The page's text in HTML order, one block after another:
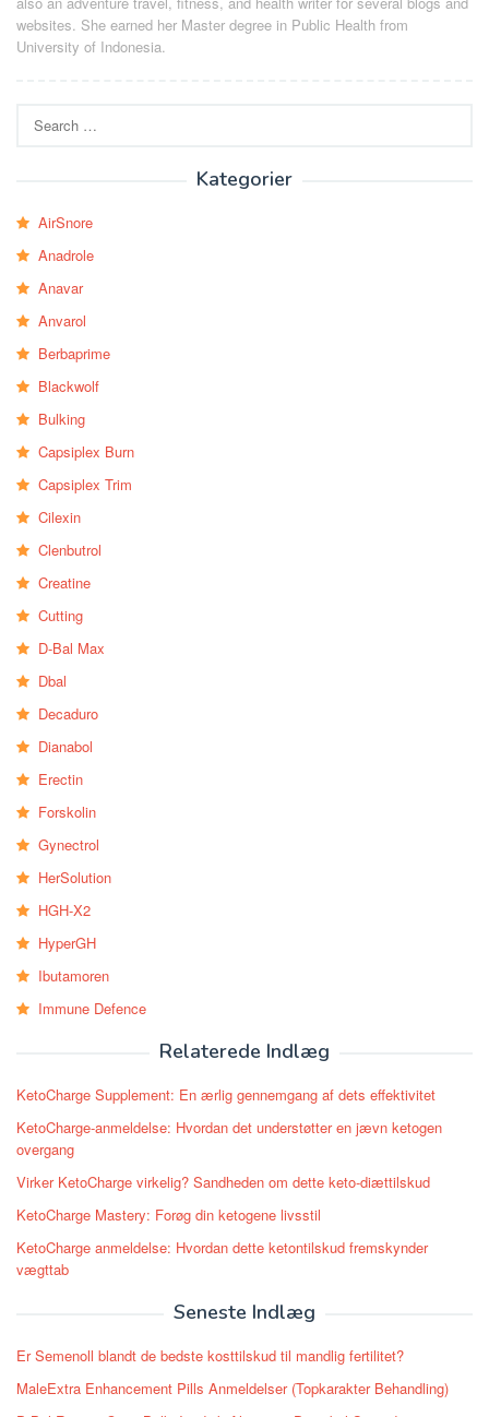
websites. She earned her Master degree in Public Health from
University of Indonesia.
for:
Kategorier
AirSnore
Anadrole
Anavar
Anvarol
Berbaprime
Blackwolf
Bulking
Capsiplex Burn
Capsiplex Trim
Cilexin
Clenbutrol
Creatine
Cutting
D-Bal Max
Dbal
Decaduro
Dianabol
Erectin
Forskolin
Gynectrol
HerSolution
HGH-X2
HyperGH
Ibutamoren
Immune Defence
Relaterede Indlæg
KetoCharge Supplement: En ærlig gennemgang af dets effektivitet
KetoCharge-anmeldelse: Hvordan det understøtter en jævn ketogen
overgang
Virker KetoCharge virkelig? Sandheden om dette keto-diættilskud
KetoCharge Mastery: Forøg din ketogene livsstil
KetoCharge anmeldelse: Hvordan dette ketontilskud fremskynder
vægttab
Seneste Indlæg
Er Semenoll blandt de bedste kosttilskud til mandlig fertilitet?
MaleExtra Enhancement Pills Anmeldelser (Topkarakter Behandling)